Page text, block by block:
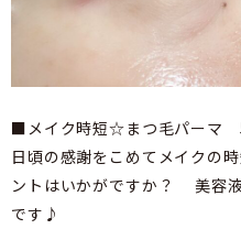
■メイク時短☆まつ毛パーマ
日頃の感謝をこめてメイクの
ントはいかがですか？ 美容
です♪